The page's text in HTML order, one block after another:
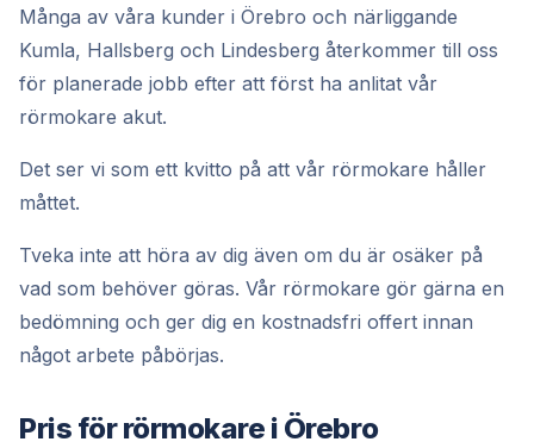
Många av våra kunder i Örebro och närliggande
Kumla, Hallsberg och Lindesberg återkommer till oss
för planerade jobb efter att först ha anlitat vår
rörmokare akut.
Det ser vi som ett kvitto på att vår rörmokare håller
måttet.
Tveka inte att höra av dig även om du är osäker på
vad som behöver göras. Vår rörmokare gör gärna en
bedömning och ger dig en kostnadsfri offert innan
något arbete påbörjas.
Pris för rörmokare i Örebro